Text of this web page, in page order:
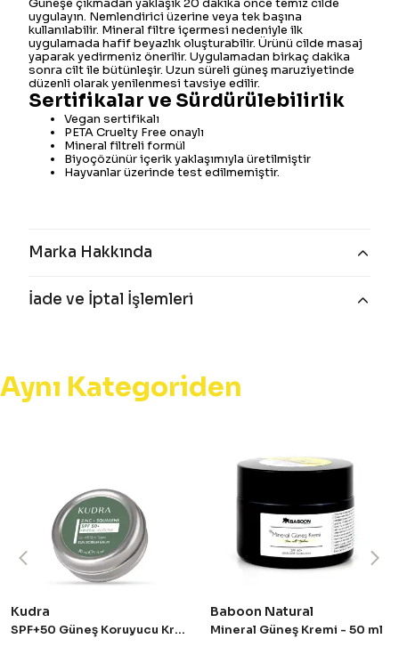
Güneşe çıkmadan yaklaşık 20 dakika önce temiz cilde
uygulayın. Nemlendirici üzerine veya tek başına
kullanılabilir. Mineral filtre içermesi nedeniyle ilk
uygulamada hafif beyazlık oluşturabilir. Ürünü cilde masaj
yaparak yedirmeniz önerilir. Uygulamadan birkaç dakika
sonra cilt ile bütünleşir. Uzun süreli güneş maruziyetinde
düzenli olarak yenilenmesi tavsiye edilir.
Sertifikalar ve Sürdürülebilirlik
Vegan sertifikalı
PETA Cruelty Free onaylı
Mineral filtreli formül
Biyoçözünür içerik yaklaşımıyla üretilmiştir
Hayvanlar üzerinde test edilmemiştir.
Marka Hakkında
İade ve İptal İşlemleri
Aynı Kategoriden
Kudra
SPF+50 Güneş Koruyucu Krem 30 ml
Baboon Natural
Mineral Güneş Kremi - 50 ml